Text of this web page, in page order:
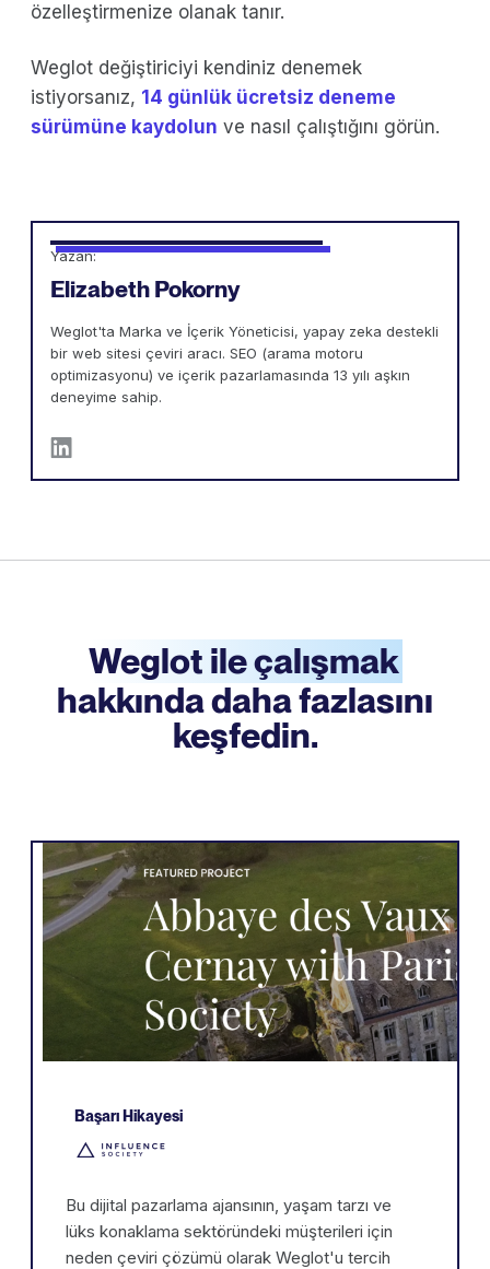
özelleştirmenize olanak tanır.
Weglot değiştiriciyi kendiniz denemek
istiyorsanız, 14 günlük ücretsiz deneme
sürümüne kaydolun ve nasıl çalıştığını görün.
Yazan:
Elizabeth Pokorny
Weglot'ta Marka ve İçerik Yöneticisi, yapay zeka destekli
bir web sitesi çeviri aracı. SEO (arama motoru
optimizasyonu) ve içerik pazarlamasında 13 yılı aşkın
deneyime sahip.
Weglot ile çalışmak
hakkında daha fazlasını
keşfedin.
Başarı Hikayesi
Bu dijital pazarlama ajansının, yaşam tarzı ve
lüks konaklama sektöründeki müşterileri için
neden çeviri çözümü olarak Weglot'u tercih